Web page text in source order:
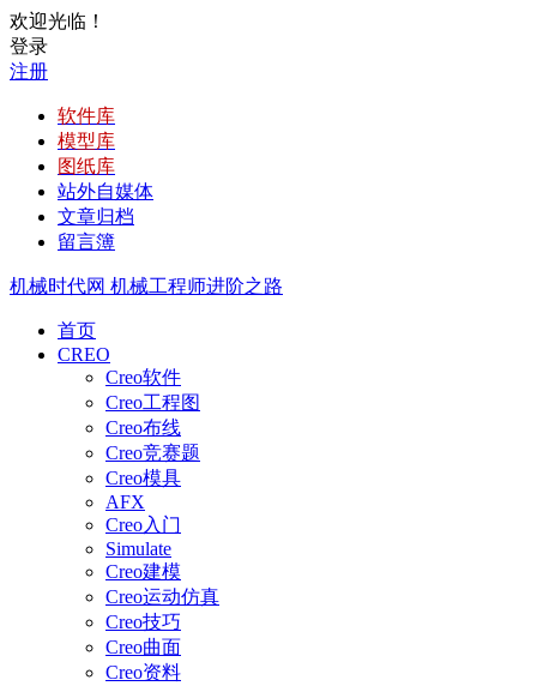
欢迎光临！
登录
注册
软件库
模型库
图纸库
站外自媒体
文章归档
留言簿
机械时代网 机械工程师进阶之路
首页
CREO
Creo软件
Creo工程图
Creo布线
Creo竞赛题
Creo模具
AFX
Creo入门
Simulate
Creo建模
Creo运动仿真
Creo技巧
Creo曲面
Creo资料